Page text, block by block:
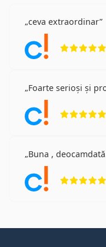
ceva extraordinar
Foarte serioși și
Buna ,